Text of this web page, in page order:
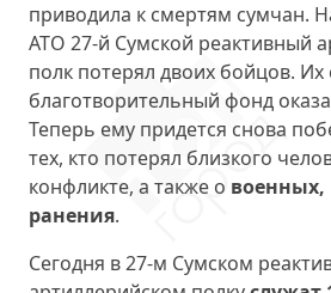
приводила к смертям сумчан.
АТО 27-й Сумской реактивный
полк потерял двоих бойцов.
благотворительный фонд
Теперь ему придется снова
тех, кто потерял близкого
конфликте, а также о
ранения.
Сегодня в 27-м Сумском